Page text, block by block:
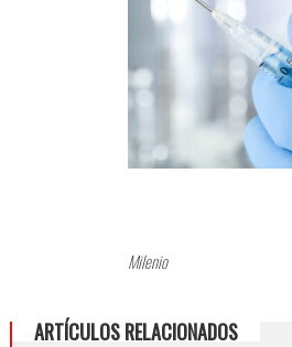
Milenio
ARTÍCULOS RELACIONADOS